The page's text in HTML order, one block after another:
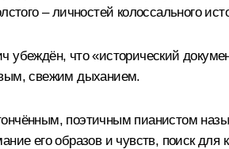
– личностей колоссального
убеждён, что «исторический
свежим дыханием.
поэтичным пианистом
его образов и чувств, поиск